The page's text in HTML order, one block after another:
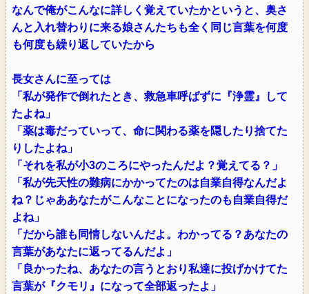
なんで俺がこんなに詳しく覚えていたかというと、奥さ
んと入れ替わりに来る娘さんたちも全く同じ言葉を何度
も何度も繰り返していたから
長女さんに至っては
「私が発作で倒れたとき、救急車呼ばずに『浄霊』して
たよね」
「薬は毒だっていって、命に関わる薬を隠したり捨てた
りしたよね」
「それを私が小3のころにやったんだよ？覚えてる？」
「私が先天性の難病にかかってたのは自業自得なんだよ
ね？じゃああなたがこんなことになったのも自業自得だ
よね」
「だから誰も同情しないんだよ。わかってる？あなたの
言葉があなたに返ってるんだよ」
「良かったね、あなたの言うとおり私達に投げかけてた
言葉が『クモリ』になって全部返ったよ」